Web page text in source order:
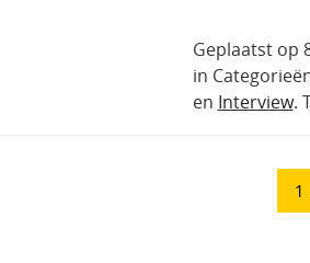
Geplaatst op
in
en Interview.
1